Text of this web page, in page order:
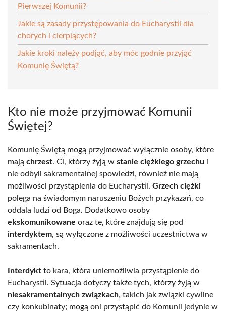
Pierwszej Komunii?
Jakie są zasady przystępowania do Eucharystii dla
chorych i cierpiących?
Jakie kroki należy podjąć, aby móc godnie przyjąć
Komunię Świętą?
Kto nie może przyjmować Komunii
Świętej?
Komunię Świętą mogą przyjmować wyłącznie osoby, które
mają chrzest. Ci, którzy żyją w stanie ciężkiego grzechu i
nie odbyli sakramentalnej spowiedzi, również nie mają
możliwości przystąpienia do Eucharystii. Grzech ciężki
polega na świadomym naruszeniu Bożych przykazań, co
oddala ludzi od Boga. Dodatkowo osoby
ekskomunikowane oraz te, które znajdują się pod
interdyktem, są wyłączone z możliwości uczestnictwa w
sakramentach.
Interdykt to kara, która uniemożliwia przystąpienie do
Eucharystii. Sytuacja dotyczy także tych, którzy żyją w
niesakramentalnych związkach, takich jak związki cywilne
czy konkubinaty; mogą oni przystąpić do Komunii jedynie w